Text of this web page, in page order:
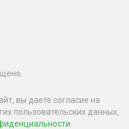
вы даете согласие на
пользовательских данных,